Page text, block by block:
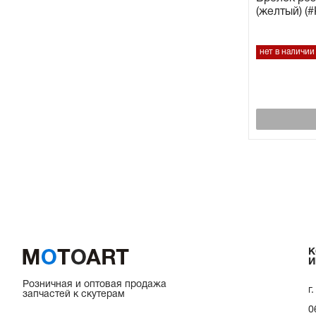
(желтый)
нет в наличии
Розничная и оптовая продажа
запчастей к скутерам